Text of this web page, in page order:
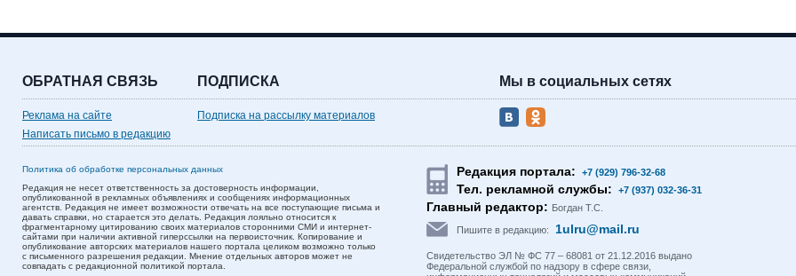
ОБРАТНАЯ СВЯЗЬ
Реклама на сайте
Написать письмо в редакцию
ПОДПИСКА
Подписка на рассылку материалов
Мы в социальных сетях
Политика об обработке персональных данных
Редакция не несет ответственность за достоверность информации,
опубликованной в рекламных объявлениях и сообщениях информационных
агентств. Редакция не имеет возможности отвечать на все поступающие письма и
давать справки, но старается это делать. Редакция лояльно относится к
фрагментарному цитированию своих материалов сторонними СМИ и интернет-
сайтами при наличии активной гиперссылки на первоисточник. Копирование и
опубликование авторских материалов нашего портала целиком возможно только
с письменного разрешения редакции. Мнение отдельных авторов может не
совпадать с редакционной политикой портала.
Редакция портала: +7 (929) 796-32-68
Тел. рекламной службы: +7 (937) 032-36-31
Главный редактор: Богдан Т.С.
Пишите в редакцию: 1ulru@mail.ru
Свидетельство ЭЛ № ФС 77 – 68081 от 21.12.2016 выдано
Федеральной службой по надзору в сфере связи,